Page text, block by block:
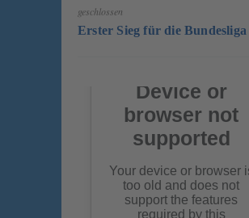
geschlossen
Erster Sieg für die Bundesliga